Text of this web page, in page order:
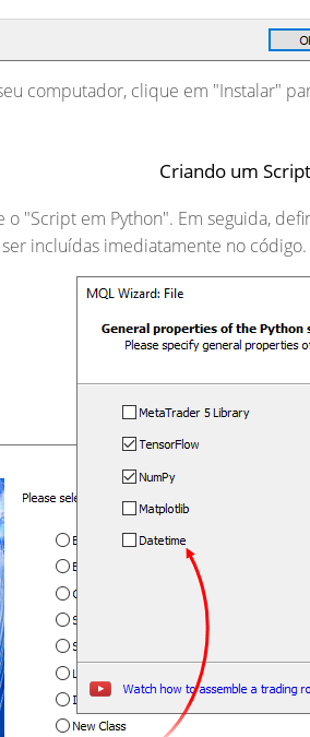
computador, clique em "Instalar"
Criando um Script
o "Script em Python". Em seguida,
incluídas imediatamente no código.